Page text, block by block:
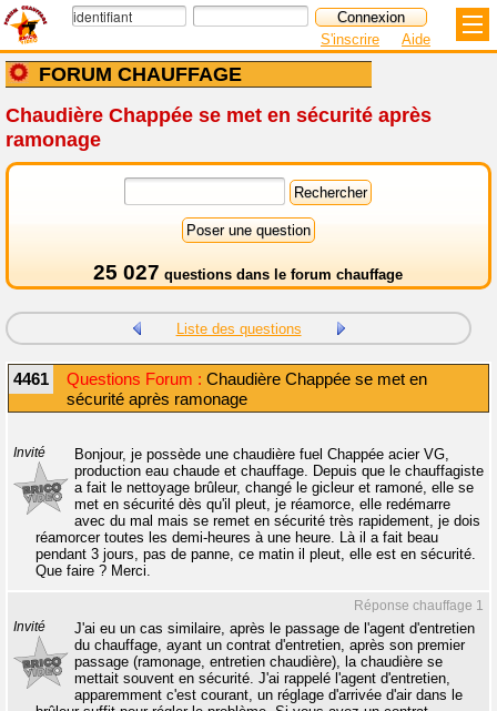
FORUM CHAUFFAGE
S'inscrire Aide
Chaudière Chappée se met en sécurité après
ramonage
25 027 questions dans le forum chauffage
Liste des questions
4461 Questions Forum : Chaudière Chappée se met en
sécurité après ramonage
Invité
Bonjour, je possède une chaudière fuel Chappée acier VG,
production eau chaude et chauffage. Depuis que le chauffagiste
a fait le nettoyage brûleur, changé le gicleur et ramoné, elle se
met en sécurité dès qu'il pleut, je réamorce, elle redémarre
avec du mal mais se remet en sécurité très rapidement, je dois
réamorcer toutes les demi-heures à une heure. Là il a fait beau
pendant 3 jours, pas de panne, ce matin il pleut, elle est en sécurité.
Que faire ? Merci.
Réponse chauffage 1
Invité
J'ai eu un cas similaire, après le passage de l'agent d'entretien
du chauffage, ayant un contrat d'entretien, après son premier
passage (ramonage, entretien chaudière), la chaudière se
mettait souvent en sécurité. J'ai rappelé l'agent d'entretien,
apparemment c'est courant, un réglage d'arrivée d'air dans le